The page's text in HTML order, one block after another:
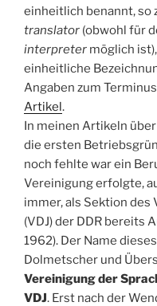
einheitlich benannt, so
translator (obwohl für
interpreter möglich
einheitliche
Angaben zum
Artikel.
In meinen Artikeln
die ersten
noch fehlte war ein
Vereinigung erfolgte,
immer, als Sektion des
(VDJ) der DDR bereits
1962). Der Name
Dolmetscher und
Vereinigung der
VDJ. Erst nach der